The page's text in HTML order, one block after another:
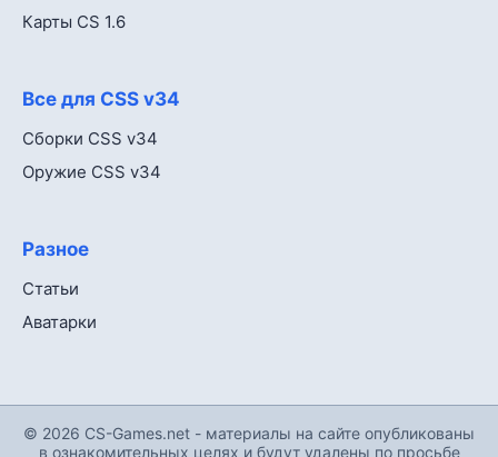
Карты CS 1.6
Все для CSS v34
Сборки CSS v34
Оружие CSS v34
Разное
Статьи
Аватарки
© 2026 CS-Games.net - материалы на сайте опубликованы
в ознакомительных целях и будут удалены по просьбе